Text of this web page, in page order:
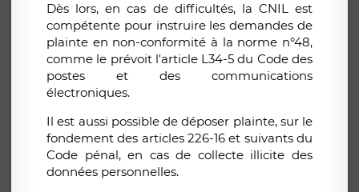
Dès lors, en cas de difficultés, la CNIL est
compétente pour instruire les demandes de
plainte en non-conformité à la norme n°48,
comme le prévoit l'article L34-5 du Code des
postes et des communications
électroniques.
Il est aussi possible de déposer plainte, sur le
fondement des articles 226-16 et suivants du
Code pénal, en cas de collecte illicite des
données personnelles.